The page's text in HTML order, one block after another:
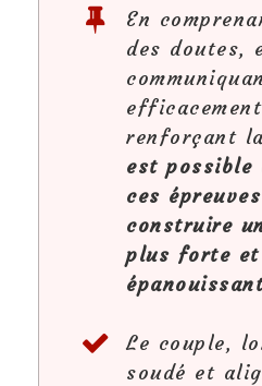
En
des doutes,
renforçant
est possible
ces
construire
plus forte
Le couple,
soudé et